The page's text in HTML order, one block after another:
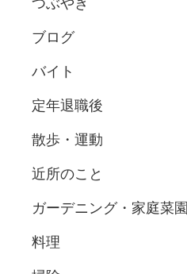
つぶやき
ブログ
バイト
定年退職後
散歩・運動
近所のこと
ガーデニング・家庭菜園
料理